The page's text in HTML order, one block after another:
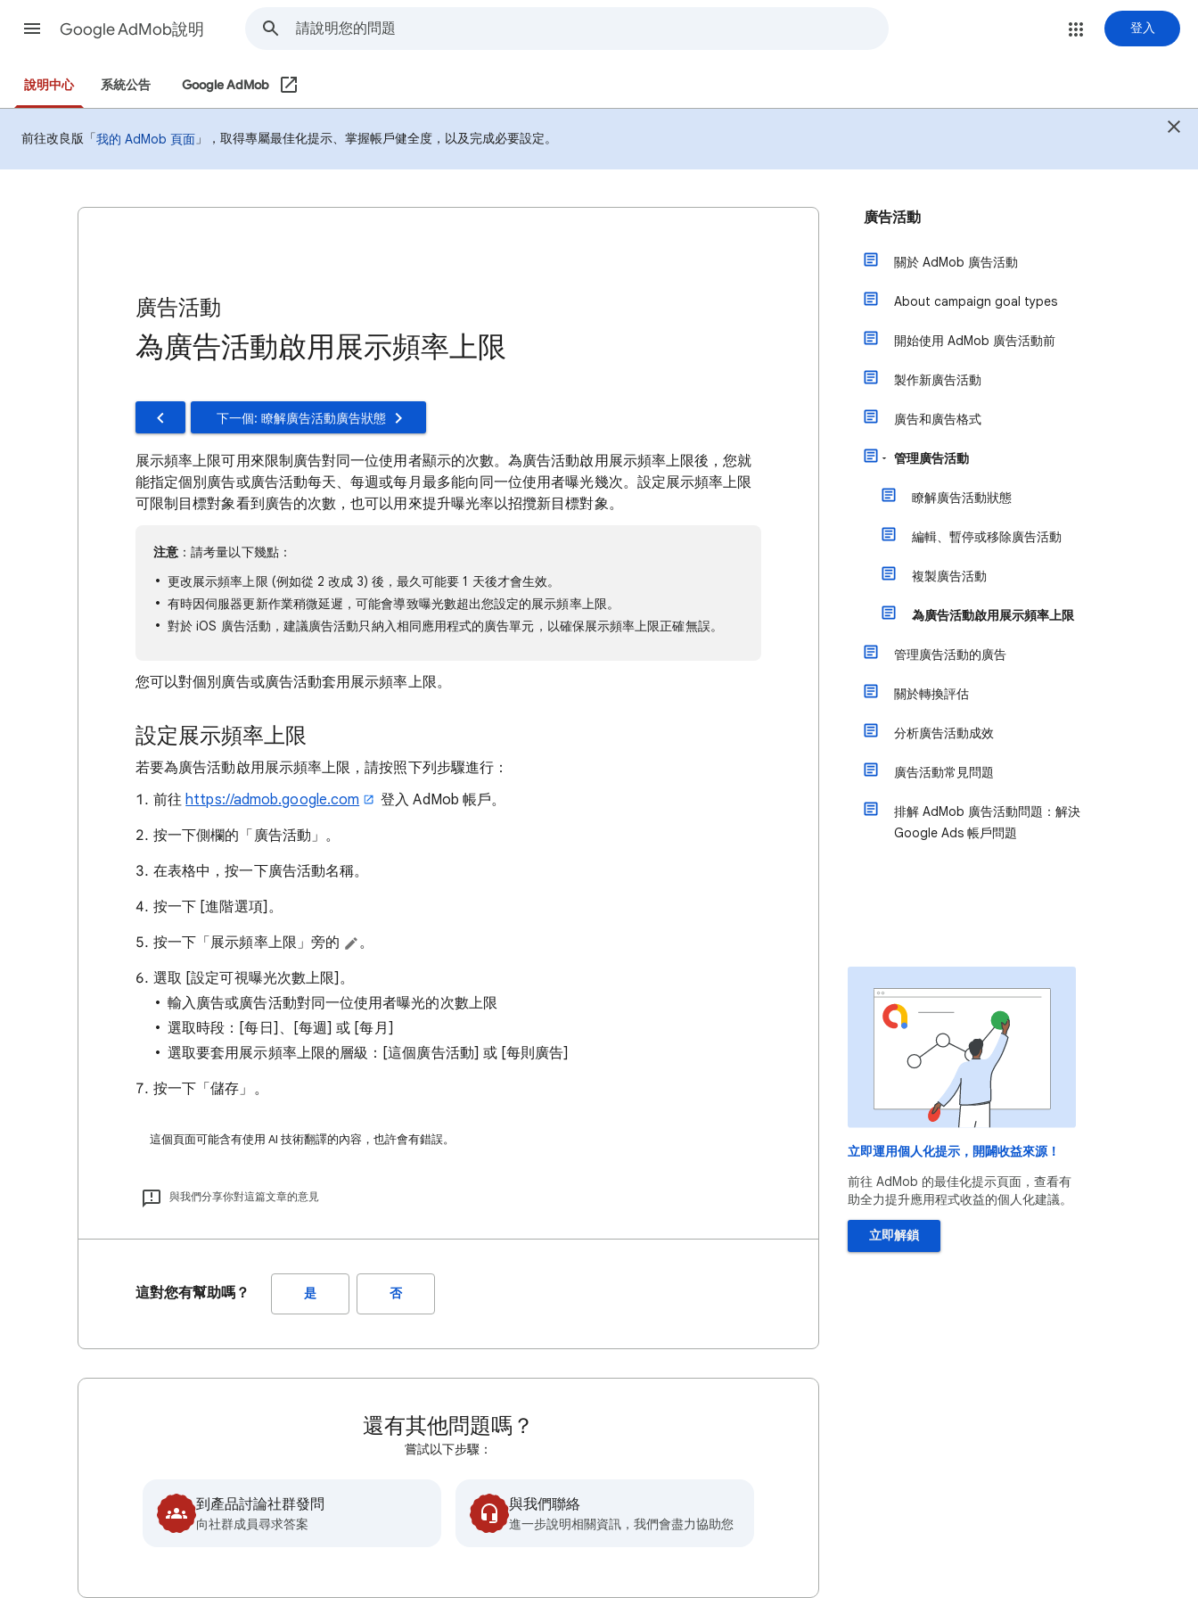
Google AdMob說明 登入
說明中心 系統公告 Google AdMob
前往改良版「我的 AdMob 頁面 」，取得專屬最佳化提示、掌握帳戶健全度，以及完成必要設定。
廣告活動
為廣告活動啟用展示頻率上限
下一個: 瞭解廣告活動廣告狀態
展示頻率上限可用來限制廣告對同一位使用者顯示的次數。為廣告活動啟用展示頻率上限後，您就
能指定個別廣告或廣告活動每天、每週或每月最多能向同一位使用者曝光幾次。設定展示頻率上限
可限制目標對象看到廣告的次數，也可以用來提升曝光率以招攬新目標對象。
注意 ：請考量以下幾點：
更改展示頻率上限 (例如從 2 改成 3) 後，最久可能要 1 天後才會生效。
有時因伺服器更新作業稍微延遲，可能會導致曝光數超出您設定的展示頻率上限。
對於 iOS 廣告活動，建議廣告活動只納入相同應用程式的廣告單元，以確保展示頻率上限正確無誤。
您可以對個別廣告或廣告活動套用展示頻率上限。
設定展示頻率上限
若要為廣告活動啟用展示頻率上限，請按照下列步驟進行：
前往https://admob.google.com
登入 AdMob 帳戶。
按一下側欄的「廣告活動」 。
在表格中，按一下廣告活動名稱。
按一下 [進階選項]。
按一下「展示頻率上限」旁的
。
選取 [設定可視曝光次數上限] 。
輸入廣告或廣告活動對同一位使用者曝光的次數上限
選取時段：[每日]、[每週] 或 [每月]
選取要套用展示頻率上限的層級：[這個廣告活動] 或 [每則廣告]
按一下「儲存」 。
這個頁面可能含有使用 AI 技術翻譯的內容，也許會有錯誤。
與我們分享你對這篇文章的意見
這對您有幫助嗎？ 是 否
還有其他問題嗎？
嘗試以下步驟：
到產品討論社群發問
向社群成員尋求答案
與我們聯絡
進一步說明相關資訊，我們會盡力協助您
廣告活動
關於 AdMob 廣告活動
About campaign goal types
開始使用 AdMob 廣告活動前
製作新廣告活動
廣告和廣告格式
管理廣告活動
瞭解廣告活動狀態
編輯、暫停或移除廣告活動
複製廣告活動
為廣告活動啟用展示頻率上限
管理廣告活動的廣告
關於轉換評估
分析廣告活動成效
廣告活動常見問題
排解 AdMob 廣告活動問題：解決
Google Ads 帳戶問題
立即運用個人化提示，開闢收益來源！
前往 AdMob 的最佳化提示頁面，查看有
助全力提升應用程式收益的個人化建議。
立即解鎖